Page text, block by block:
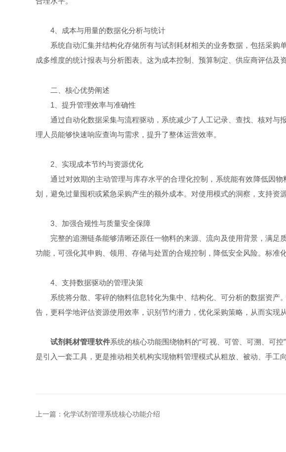
4、成本与用量的数据化分析与统计
系统自动汇集并结构化存储所有与试剂耗材相关的业务数据，包括采购
成多维度的统计报表与分析图表。这为成本控制、预算制定、供应商评估及
二、核心优势阐述
1、提升管理效率与准确性
通过自动化数据采集与流程驱动，系统减少了人工记录、查找、核对与
理人员能够快速响应查询与需求，提升了整体运营效率。
2、实现成本节约与资源优化
通过对效期的主动管理与库存水平的合理化控制，系统能有效降低因物
划，避免过量囤积或紧急采购产生的额外成本。对使用模式的洞察，支持资
3、加强合规性与质量安全保障
完整的追溯链条能够清晰还原任一物料的来源、流向及使用背景，满足
功能，可强化其申购、领用、存储与处置的合规控制，降低安全风险。标准
4、支持数据驱动的管理决策
系统将分散、零碎的物料信息转化为集中、结构化、可分析的数据资产
告，更科学地评估资源使用效率，识别节约潜力，优化采购策略，从而实现
试剂耗材管理软件系统的核心功能围绕物料的“可视、可管、可溯、可
是引入一套工具，更是推动相关机构实现物料管理模式从粗放、被动、手工
上一篇： 化学试剂管理系统核心功能介绍